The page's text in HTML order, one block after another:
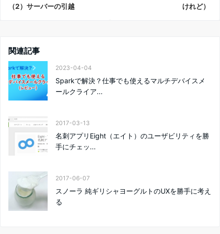
（2）サーバーの引越 けれど）
関連記事
2023-04-04
Sparkで解決？仕事でも使えるマルチデバイスメ
ールクライア...
2017-03-13
名刺アプリEight（エイト）のユーザビリティを勝
手にチェッ...
2017-06-07
スノーラ 純ギリシャヨーグルトのUXを勝手に考え
る